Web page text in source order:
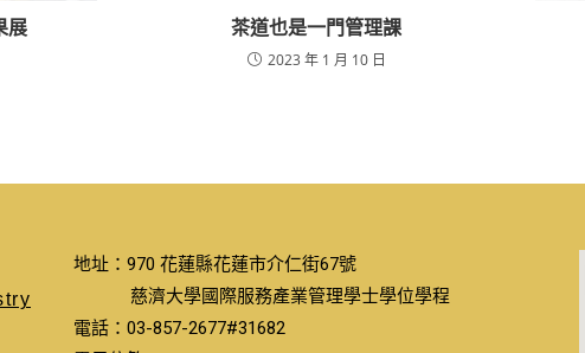
展 茶道也是一門管理課
2023 年 1 月 10 日
地址：970 花蓮縣花蓮市介仁街67號
慈濟大學國際服務產業管理學士學位學程
電話：03-857-2677#31682